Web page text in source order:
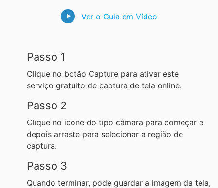
Ver o Guia em Vídeo
Passo 1
Clique no botão Capture para ativar este
serviço gratuito de captura de tela online.
Passo 2
Clique no ícone do tipo câmara para começar e
depois arraste para selecionar a região de
captura.
Passo 3
Quando terminar, pode guardar a imagem da tela,